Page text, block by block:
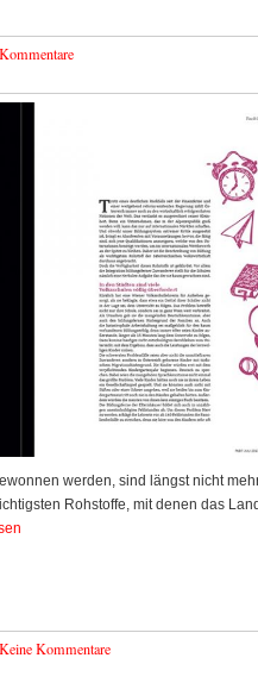
werden, sind längst nicht
Rohstoffe, mit denen das
Keine Kommentare